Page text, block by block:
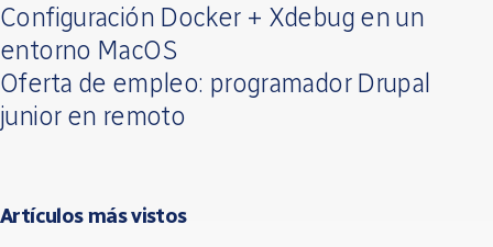
Configuración Docker + Xdebug en un
entorno MacOS
Oferta de empleo: programador Drupal
junior en remoto
Artículos más vistos